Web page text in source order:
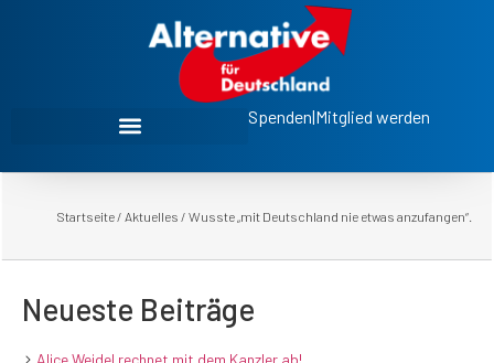
Spenden|Mitglied werden
Startseite / Aktuelles / Wusste „mit Deutschland nie etwas anzufangen“.
Neueste Beiträge
Alice Weidel rechnet mit dem Kanzler ab!